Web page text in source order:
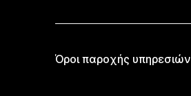
Όροι παροχής υπηρεσιών